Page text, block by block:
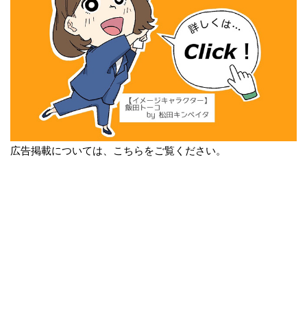
広告掲載については、こちらをご覧ください。